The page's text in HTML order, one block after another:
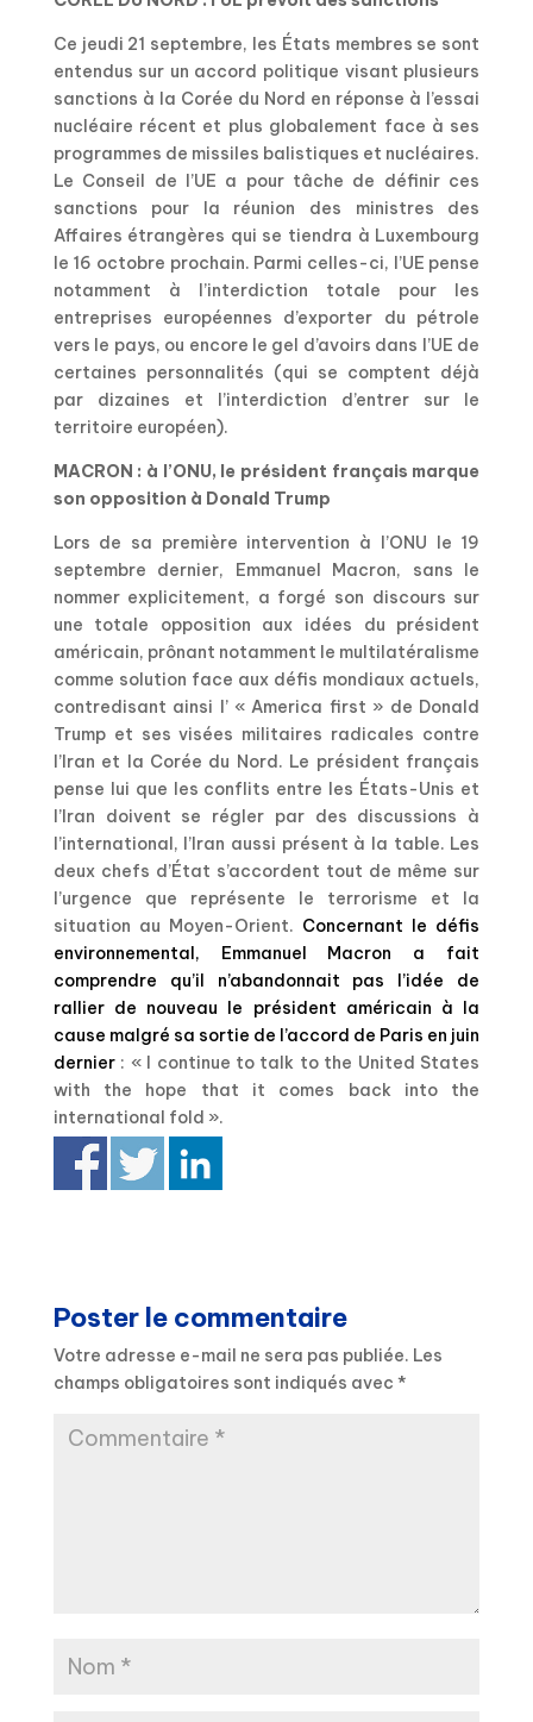
Ce jeudi 21 septembre, les États membres se sont
entendus sur un accord politique visant plusieurs
sanctions à la Corée du Nord en réponse à l’essai
nucléaire récent et plus globalement face à ses
programmes de missiles balistiques et nucléaires.
Le Conseil de l’UE a pour tâche de définir ces
sanctions pour la réunion des ministres des
Affaires étrangères qui se tiendra à Luxembourg
le 16 octobre prochain. Parmi celles-ci, l’UE pense
notamment à l’interdiction totale pour les
entreprises européennes d’exporter du pétrole
vers le pays, ou encore le gel d’avoirs dans l’UE de
certaines personnalités (qui se comptent déjà
par dizaines et l’interdiction d’entrer sur le
territoire européen).
MACRON : à l’ONU, le président français marque
son opposition à Donald Trump
Lors de sa première intervention à l’ONU le 19
septembre dernier, Emmanuel Macron, sans le
nommer explicitement, a forgé son discours sur
une totale opposition aux idées du président
américain, prônant notamment le multilatéralisme
comme solution face aux défis mondiaux actuels,
contredisant ainsi l’ « America first » de Donald
Trump et ses visées militaires radicales contre
l’Iran et la Corée du Nord. Le président français
pense lui que les conflits entre les États-Unis et
l’Iran doivent se régler par des discussions à
l’international, l’Iran aussi présent à la table. Les
deux chefs d’État s’accordent tout de même sur
l’urgence que représente le terrorisme et la
situation au Moyen-Orient. Concernant le défis
environnemental, Emmanuel Macron a fait
comprendre qu’il n’abandonnait pas l’idée de
rallier de nouveau le président américain à la
cause malgré sa sortie de l’accord de Paris en juin
dernier: « I continue to talk to the United States
with the hope that it comes back into the
international fold ».
Poster le commentaire
Votre adresse e-mail ne sera pas publiée. Les
champs obligatoires sont indiqués avec *